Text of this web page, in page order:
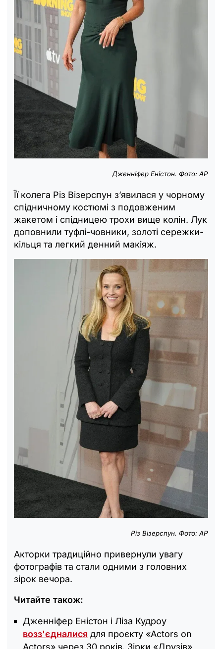
Дженніфер Еністон. Фото: АР
Її колега Різ Візерспун з’явилася у чорному
спідничному костюмі з подовженим
жакетом і спідницею трохи вище колін. Лук
доповнили туфлі-човники, золоті сережки-
кільця та легкий денний макіяж.
Різ Візерспун. Фото: АР
Акторки традиційно привернули увагу
фотографів та стали одними з головних
зірок вечора.
Читайте також:
Дженніфер Еністон і Ліза Кудроу
возз'єдналися для проєкту «Actors on
Actors» через 30 років. Зірки «Друзів»